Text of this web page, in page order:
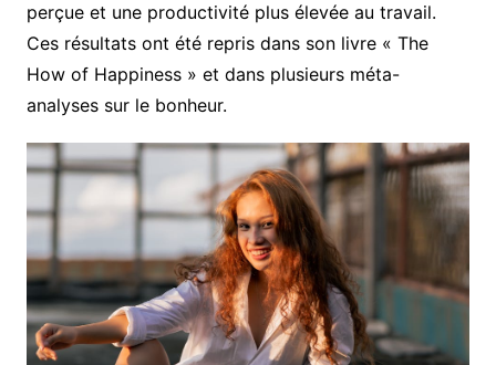
perçue et une productivité plus élevée au travail.
Ces résultats ont été repris dans son livre « The
How of Happiness » et dans plusieurs méta-
analyses sur le bonheur.